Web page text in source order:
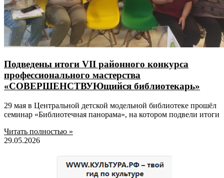
Подведены итоги VII районного конкурса
профессионального мастерства
«СОВЕРШЕНСТВУЮщийся библиотекарь»
29 мая в Центральной детской модельной библиотеке прошёл
семинар «Библиотечная панорама», на котором подвели итоги
Читать полностью »
29.05.2026